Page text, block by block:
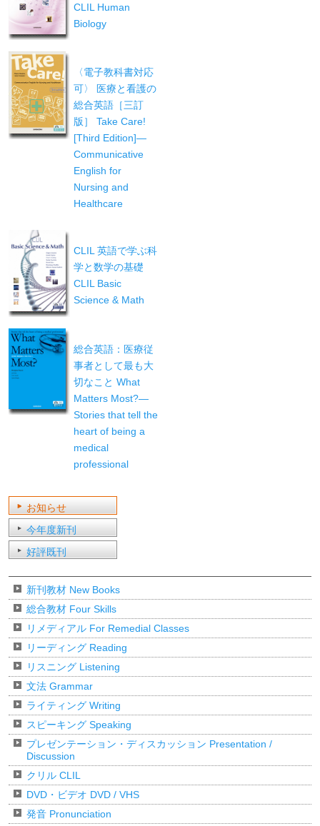
CLIL Human
Biology
〈電子教科書対応
可〉 医療と看護の
総合英語［三訂
版］ Take Care!
[Third Edition]—
Communicative
English for
Nursing and
Healthcare
CLIL 英語で学ぶ科
学と数学の基礎
CLIL Basic
Science & Math
総合英語：医療従
事者として最も大
切なこと What
Matters Most?—
Stories that tell the
heart of being a
medical
professional
お知らせ
今年度新刊
好評既刊
新刊教材 New Books
総合教材 Four Skills
リメディアル For Remedial Classes
リーディング Reading
リスニング Listening
文法 Grammar
ライティング Writing
スピーキング Speaking
プレゼンテーション・ディスカッション Presentation /
Discussion
クリル CLIL
DVD・ビデオ DVD / VHS
発音 Pronunciation